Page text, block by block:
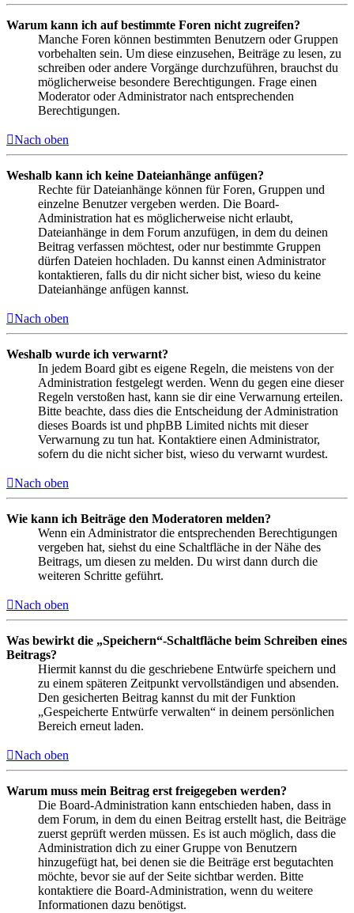
Warum kann ich auf bestimmte Foren nicht zugreifen?
Manche Foren können bestimmten Benutzern oder Gruppen
vorbehalten sein. Um diese einzusehen, Beiträge zu lesen, zu
schreiben oder andere Vorgänge durchzuführen, brauchst du
möglicherweise besondere Berechtigungen. Frage einen
Moderator oder Administrator nach entsprechenden
Berechtigungen.
Nach oben
Weshalb kann ich keine Dateianhänge anfügen?
Rechte für Dateianhänge können für Foren, Gruppen und
einzelne Benutzer vergeben werden. Die Board-
Administration hat es möglicherweise nicht erlaubt,
Dateianhänge in dem Forum anzufügen, in dem du deinen
Beitrag verfassen möchtest, oder nur bestimmte Gruppen
dürfen Dateien hochladen. Du kannst einen Administrator
kontaktieren, falls du dir nicht sicher bist, wieso du keine
Dateianhänge anfügen kannst.
Nach oben
Weshalb wurde ich verwarnt?
In jedem Board gibt es eigene Regeln, die meistens von der
Administration festgelegt werden. Wenn du gegen eine dieser
Regeln verstoßen hast, kann sie dir eine Verwarnung erteilen.
Bitte beachte, dass dies die Entscheidung der Administration
dieses Boards ist und phpBB Limited nichts mit dieser
Verwarnung zu tun hat. Kontaktiere einen Administrator,
sofern du die nicht sicher bist, wieso du verwarnt wurdest.
Nach oben
Wie kann ich Beiträge den Moderatoren melden?
Wenn ein Administrator die entsprechenden Berechtigungen
vergeben hat, siehst du eine Schaltfläche in der Nähe des
Beitrags, um diesen zu melden. Du wirst dann durch die
weiteren Schritte geführt.
Nach oben
Was bewirkt die „Speichern“-Schaltfläche beim Schreiben eines
Beitrags?
Hiermit kannst du die geschriebene Entwürfe speichern und
zu einem späteren Zeitpunkt vervollständigen und absenden.
Den gesicherten Beitrag kannst du mit der Funktion
„Gespeicherte Entwürfe verwalten“ in deinem persönlichen
Bereich erneut laden.
Nach oben
Warum muss mein Beitrag erst freigegeben werden?
Die Board-Administration kann entschieden haben, dass in
dem Forum, in dem du einen Beitrag erstellt hast, die Beiträge
zuerst geprüft werden müssen. Es ist auch möglich, dass die
Administration dich zu einer Gruppe von Benutzern
hinzugefügt hat, bei denen sie die Beiträge erst begutachten
möchte, bevor sie auf der Seite sichtbar werden. Bitte
kontaktiere die Board-Administration, wenn du weitere
Informationen dazu benötigst.